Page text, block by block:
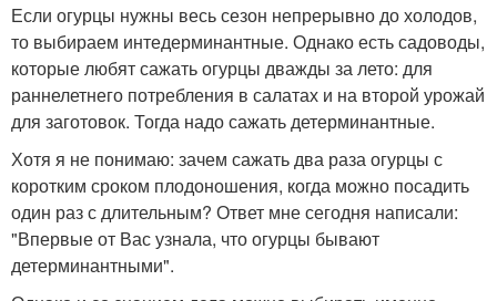
Если огурцы нужны весь сезон непрерывно до холодов,
то выбираем интедерминантные. Однако есть садоводы,
которые любят сажать огурцы дважды за лето: для
раннелетнего потребления в салатах и на второй урожай
для заготовок. Тогда надо сажать детерминантные.
Хотя я не понимаю: зачем сажать два раза огурцы с
коротким сроком плодоношения, когда можно посадить
один раз с длительным? Ответ мне сегодня написали:
"Впервые от Вас узнала, что огурцы бывают
детерминантными".